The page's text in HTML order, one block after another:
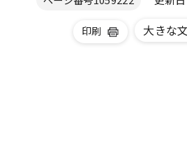
印刷 大きな